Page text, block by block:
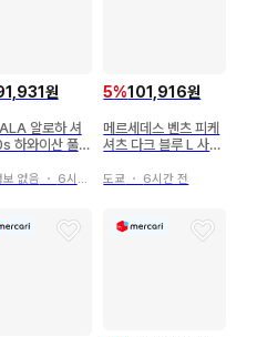
원
알로하 셔
하와이산 풀오
보 없음 ・ 6시간 전
5%101,916원
메르세데스 벤츠 피케
셔츠 다크 블루 L 사이
도쿄 ・ 6시간 전